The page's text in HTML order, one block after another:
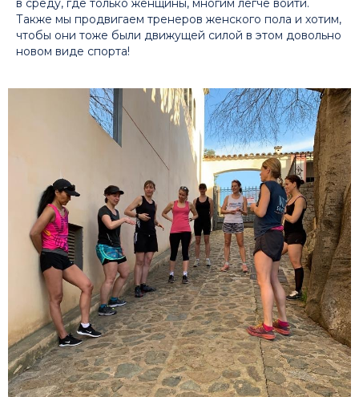
в среду, где только женщины, многим легче войти.
Также мы продвигаем тренеров женского пола и хотим,
чтобы они тоже были движущей силой в этом довольно
новом виде спорта!